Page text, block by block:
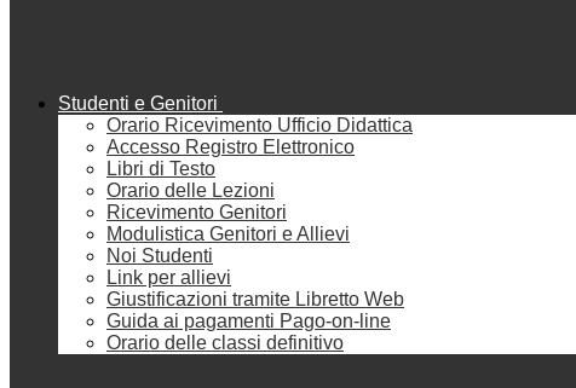
Studenti e Genitori
Orario Ricevimento Ufficio Didattica
Accesso Registro Elettronico
Libri di Testo
Orario delle Lezioni
Ricevimento Genitori
Modulistica Genitori e Allievi
Noi Studenti
Link per allievi
Giustificazioni tramite Libretto Web
Guida ai pagamenti Pago-on-line
Orario delle classi definitivo